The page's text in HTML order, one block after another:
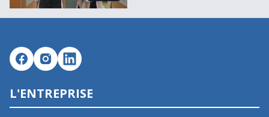
L'ENTREPRISE